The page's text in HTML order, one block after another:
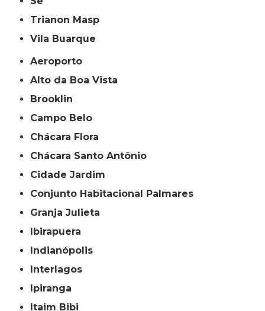
Trianon Masp
Vila Buarque
Aeroporto
Alto da Boa Vista
Brooklin
Campo Belo
Chácara Flora
Chácara Santo Antônio
Cidade Jardim
Conjunto Habitacional Palmares
Granja Julieta
Ibirapuera
Indianópolis
Interlagos
Ipiranga
Itaim Bibi